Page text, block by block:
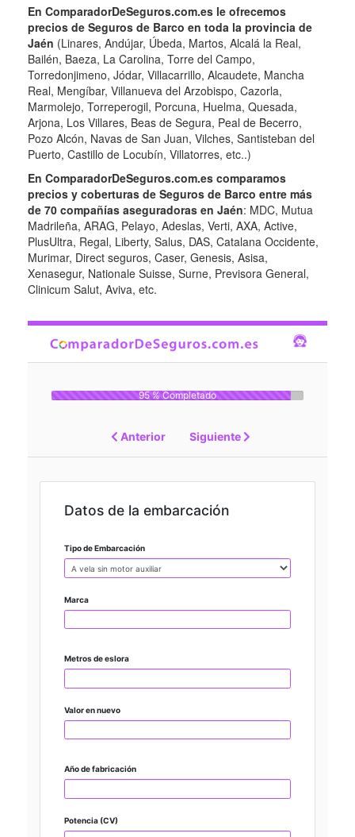
En ComparadorDeSeguros.com.es le ofrecemos
precios de Seguros de Barco en toda la provincia de
Jaén (Linares, Andújar, Úbeda, Martos, Alcalá la Real,
Bailén, Baeza, La Carolina, Torre del Campo,
Torredonjimeno, Jódar, Villacarrillo, Alcaudete, Mancha
Real, Mengíbar, Villanueva del Arzobispo, Cazorla,
Marmolejo, Torreperogil, Porcuna, Huelma, Quesada,
Arjona, Los Villares, Beas de Segura, Peal de Becerro,
Pozo Alcón, Navas de San Juan, Vilches, Santisteban del
Puerto, Castillo de Locubín, Villatorres, etc..)
En ComparadorDeSeguros.com.es comparamos
precios y coberturas de Seguros de Barco entre más
de 70 compañías aseguradoras en Jaén: MDC, Mutua
Madrileña, ARAG, Pelayo, Adeslas, Verti, AXA, Active,
PlusUltra, Regal, Liberty, Salus, DAS, Catalana Occidente,
Murimar, Direct seguros, Caser, Genesis, Asisa,
Xenasegur, Nationale Suisse, Surne, Previsora General,
Clinicum Salut, Aviva, etc.
Anterior
95 % Completado
Siguiente
Datos de la embarcación
Tipo de Embarcación
Marca
Metros de eslora
Valor en nuevo
Año de fabricación
Potencia (CV)